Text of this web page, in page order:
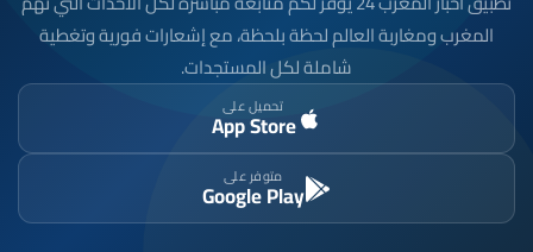
المغرب ومغاربة العالم لحظة بلحظة، مع إشعارات فورية وتغطية
شاملة لكل المستجدات.
تحميل على
App Store
متوفر على
Google Play